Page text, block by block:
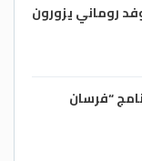
روماني يزورون
“فرسان